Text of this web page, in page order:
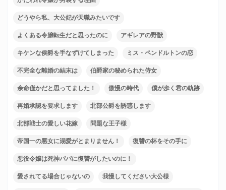
どうやら私、大公妃が天職みたいです
よくある令嬢転生だと思ったのに アギレアの野獣
キケンな侯爵を手なずけてしまった ミス・ペンドルトンの恋
不完全な離婚の結末は 伯爵家の秘められた侍女
余命僅かだと思ってました！ 傲慢の時代 僕が歩く君の軌跡
再婚承認を要求します 北部公爵を誘惑します
北部戦士の愛しい花嫁 問題な王子様
帝国一の悪女に溺愛がとまりません！ 復讐の杯をその手に
悪役令嬢は死神パパに復讐がしたいのに！
愛されてる場合じゃないの 我慢してください大公様